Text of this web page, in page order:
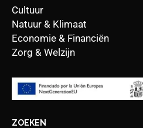
Cultuur
Natuur & Klimaat
Economie & Financiën
Zorg & Welzijn
ZOEKEN